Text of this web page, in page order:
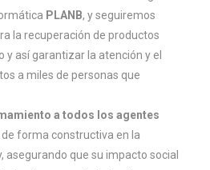
PLANB, y seguiremos
la recuperación de productos
y así garantizar la atención y el
a miles de personas que
a todos los agentes
forma constructiva en la
que su impacto social